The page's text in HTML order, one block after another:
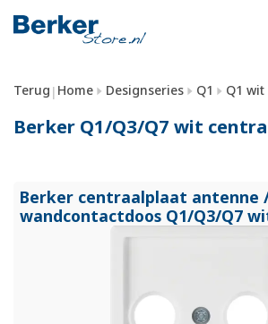
Terug | Home Designseries Q1 Q1 wit
Berker Q1/Q3/Q7 wit
Berker centraalplaat antenne
wandcontactdoos Q1/Q3/Q7